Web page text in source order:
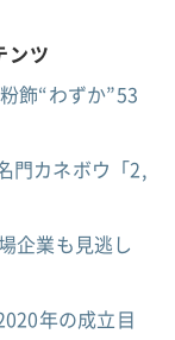
ンツ
飾“わずか”53
門カネボウ「2,
企業も見逃し
年の成立目